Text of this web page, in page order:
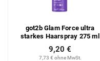
got2b Glam Force ultra
starkes Haarspray 275 ml
7,73 € ohne MwSt.
9,20 €